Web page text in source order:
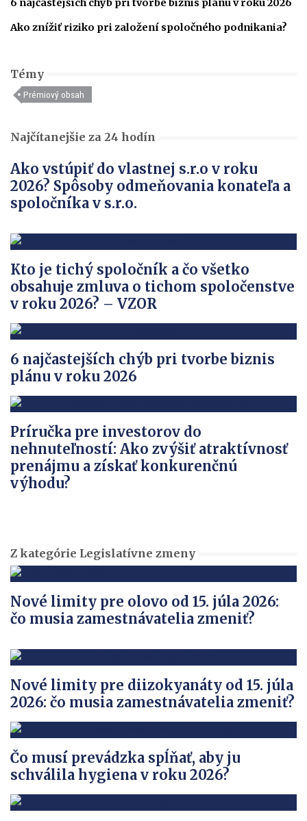
6 najčastejších chýb pri tvorbe biznis plánu v roku 2026
Ako znížiť riziko pri založení spoločného podnikania?
Témy
Prémiový obsah
Najčítanejšie za 24 hodín
Ako vstúpiť do vlastnej s.r.o v roku
2026? Spôsoby odmeňovania konateľa a
spoločníka v s.r.o.
Kto je tichý spoločník a čo všetko
obsahuje zmluva o tichom spoločenstve
v roku 2026? – VZOR
6 najčastejších chýb pri tvorbe biznis
plánu v roku 2026
Príručka pre investorov do
nehnuteľností: Ako zvýšiť atraktívnosť
prenájmu a získať konkurenčnú
výhodu?
Z kategórie Legislatívne zmeny
Nové limity pre olovo od 15. júla 2026:
čo musia zamestnávatelia zmeniť?
Nové limity pre diizokyanáty od 15. júla
2026: čo musia zamestnávatelia zmeniť?
Čo musí prevádzka spĺňať, aby ju
schválila hygiena v roku 2026?